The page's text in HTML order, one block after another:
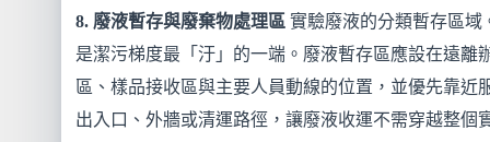
8. 廢液暫存與廢棄物處理區實驗廢液的分類暫存區域
是潔污梯度最「汙」的一端。廢液暫存區應設在遠離
區、樣品接收區與主要人員動線的位置，並優先靠近
出入口、外牆或清運路徑，讓廢液收運不需穿越整個